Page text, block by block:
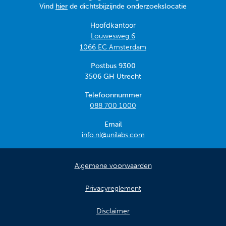
Vind hier de dichtsbijzijnde onderzoekslocatie
Hoofdkantoor
Louwesweg 6
1066 EC Amsterdam
Postbus 9300
3506 GH Utrecht
Telefoonnummer
088 700 1000
Email
info.nl@unilabs.com
Algemene voorwaarden
Privacyreglement
Disclaimer